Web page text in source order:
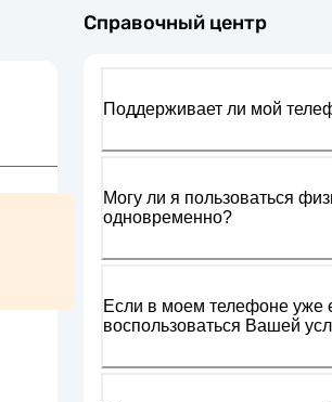
Справочный центр
Поддерживает ли мой
Могу ли я пользоваться
одновременно?
Если в моем телефоне уже
воспользоваться Вашей